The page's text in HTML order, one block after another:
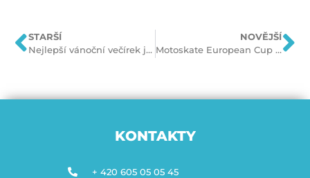
STARŠÍ
Nejlepší vánoční večírek jedině u nás!
NOVĚJŠÍ
Motoskate European Cup poprvé u nás!
KONTAKTY
+ 420 605 05 05 45